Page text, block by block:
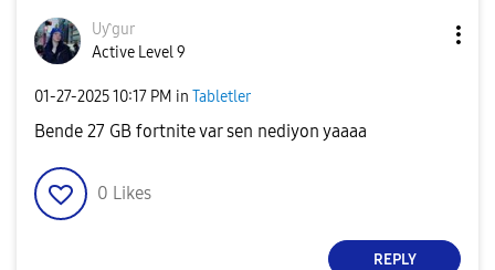
Uƴgur
Active Level 9
‎01-27-202510:17 PM in Tabletler
Bende 27 GB fortnite var sen nediyon yaaaa
0 Likes
REPLY